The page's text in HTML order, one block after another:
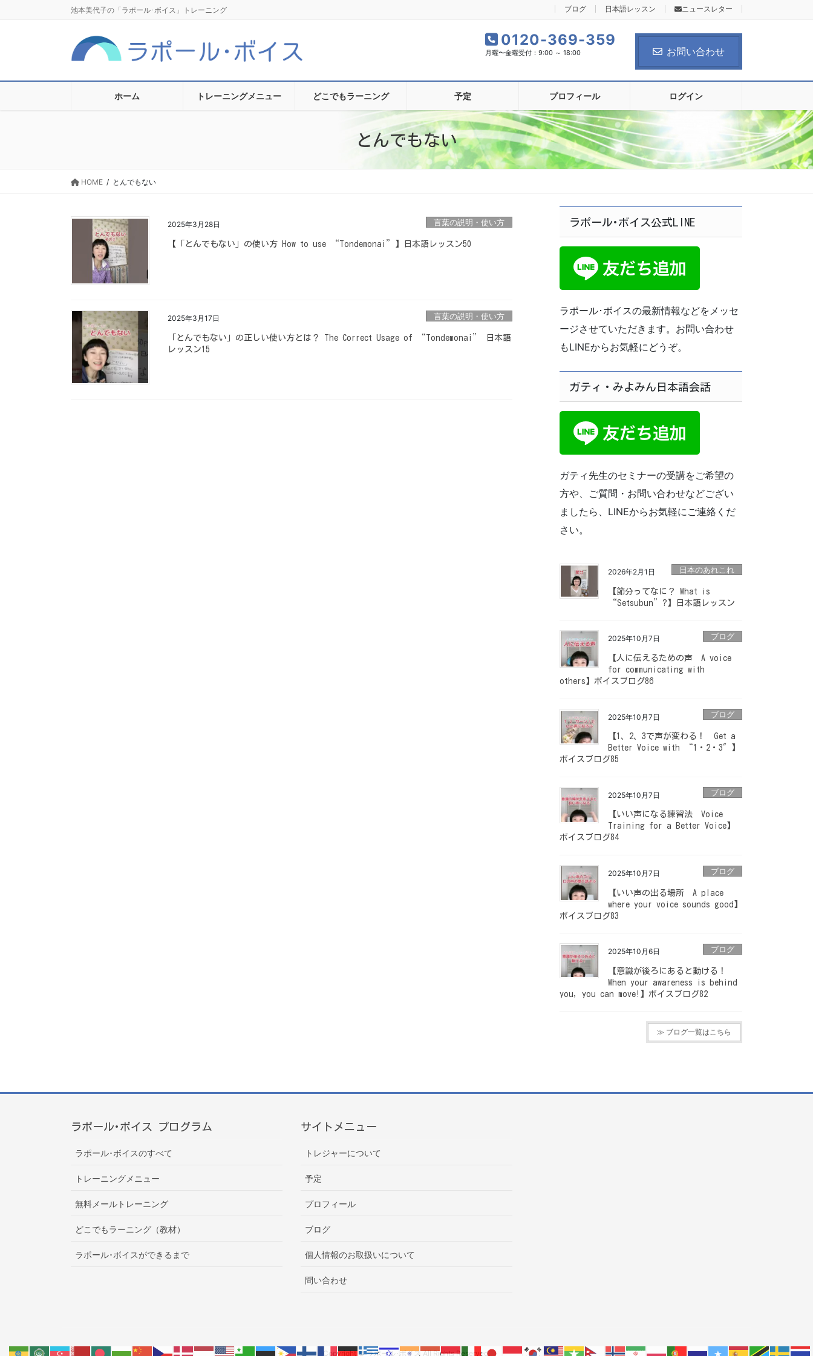
に
ョ
池本美代子の「ラポール･ボイス」トレーニング ブログ 日本語レッスン ニュースレター
0120-369-359
月曜〜金曜受付：9:00 ～ 18:00 お問い合わせ
ホーム トレーニングメニュー どこでもラーニング 予定 プロフィール ログイン
とんでもない
HOME とんでもない
2025年3月28日 言葉の説明・使い方
【「とんでもない」の使い方 How to use “Tondemonai”】日本語レッスン50
2025年3月17日 言葉の説明・使い方
「とんでもない」の正しい使い方とは？ The Correct Usage of “Tondemonai” 日本語
レッスン15
ラポール･ボイス公式LINE
ラポール･ボイスの最新情報などをメッセ
ージさせていただきます。お問い合わせ
もLINEからお気軽にどうぞ。
ガティ・みよみん日本語会話
ガティ先生のセミナーの受講をご希望の
方や、ご質問・お問い合わせなどござい
ましたら、LINEからお気軽にご連絡くだ
さい。
2026年2月1日 日本のあれこれ
【節分ってなに？ What is
“Setsubun”?】日本語レッスン
2025年10月7日 ブログ
【人に伝えるための声 A voice
for communicating with
others】ボイスブログ86
2025年10月7日 ブログ
【1、2、3で声が変わる！ Get a
Better Voice with “1・2・3″】
ボイスブログ85
2025年10月7日 ブログ
【いい声になる練習法 Voice
Training for a Better Voice】
ボイスブログ84
2025年10月7日 ブログ
【いい声の出る場所 A place
where your voice sounds good】
ボイスブログ83
2025年10月6日 ブログ
【意識が後ろにあると動ける！
When your awareness is behind
you, you can move!】ボイスブログ82
≫ ブログ一覧はこちら
ラポール･ボイス プログラム
ラポール･ボイスのすべて
トレーニングメニュー
無料メールトレーニング
どこでもラーニング（教材）
ラポール･ボイスができるまで
サイトメニュー
トレジャーについて
予定
プロフィール
ブログ
個人情報のお取扱いについて
問い合わせ
Copyright © ラポール･ボイス All Rights Reserved.